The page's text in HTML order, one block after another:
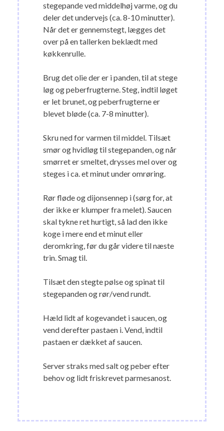
stegepande ved middelhøj varme, og du
deler det undervejs (ca. 8-10 minutter).
Når det er gennemstegt, lægges det
over på en tallerken beklædt med
køkkenrulle.
Brug det olie der er i panden, til at stege
løg og peberfrugterne. Steg, indtil løget
er let brunet, og peberfrugterne er
blevet bløde (ca. 7-8 minutter).
Skru ned for varmen til middel. Tilsæt
smør og hvidløg til stegepanden, og når
smørret er smeltet, drysses mel over og
steges i ca. et minut under omrøring.
Rør fløde og dijonsennep i (sørg for, at
der ikke er klumper fra melet). Saucen
skal tykne ret hurtigt, så lad den ikke
koge i mere end et minut eller
deromkring, før du går videre til næste
trin. Smag til.
Tilsæt den stegte pølse og spinat til
stegepanden og rør/vend rundt.
Hæld lidt af kogevandet i saucen, og
vend derefter pastaen i. Vend, indtil
pastaen er dækket af saucen.
Server straks med salt og peber efter
behov og lidt friskrevet parmesanost.